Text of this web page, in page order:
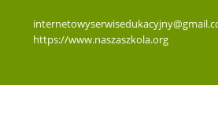
https://www.naszaszkola.org